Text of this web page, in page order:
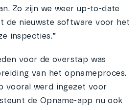
Zo zijn we weer up-to-date
de nieuwste software voor het
inspecties.”
voor de overstap was
van het opnameproces.
vooral werd ingezet voor
de Opname-app nu ook